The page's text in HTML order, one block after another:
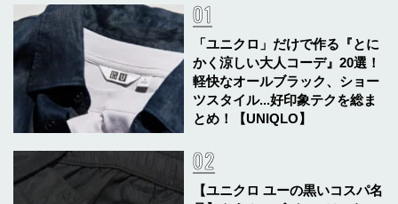
「ユニクロ」だけで作る『とに
かく涼しい大人コーデ』20選！
軽快なオールブラック、ショー
ツスタイル...好印象テクを総ま
とめ！【UNIQLO】
【ユニクロ ユーの黒いコスパ名